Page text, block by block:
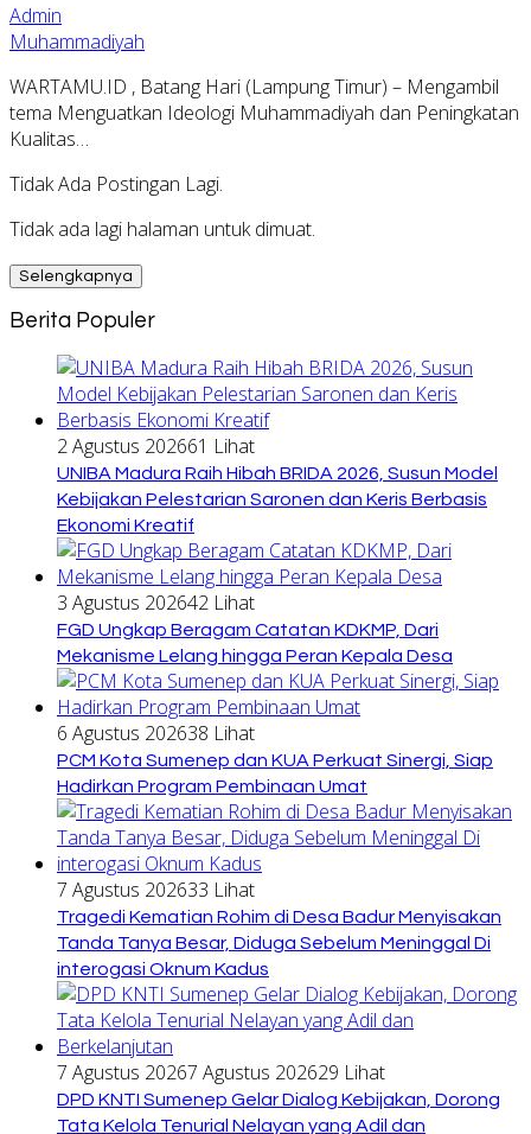
Admin
Muhammadiyah
WARTAMU.ID , Batang Hari (Lampung Timur) – Mengambil
tema Menguatkan Ideologi Muhammadiyah dan Peningkatan
Kualitas…
Tidak Ada Postingan Lagi.
Tidak ada lagi halaman untuk dimuat.
Selengkapnya
Berita Populer
2 Agustus 202661 Lihat
UNIBA Madura Raih Hibah BRIDA 2026, Susun Model
Kebijakan Pelestarian Saronen dan Keris Berbasis
Ekonomi Kreatif
3 Agustus 202642 Lihat
FGD Ungkap Beragam Catatan KDKMP, Dari
Mekanisme Lelang hingga Peran Kepala Desa
6 Agustus 202638 Lihat
PCM Kota Sumenep dan KUA Perkuat Sinergi, Siap
Hadirkan Program Pembinaan Umat
7 Agustus 202633 Lihat
Tragedi Kematian Rohim di Desa Badur Menyisakan
Tanda Tanya Besar, Diduga Sebelum Meninggal Di
interogasi Oknum Kadus
7 Agustus 20267 Agustus 202629 Lihat
DPD KNTI Sumenep Gelar Dialog Kebijakan, Dorong
Tata Kelola Tenurial Nelayan yang Adil dan